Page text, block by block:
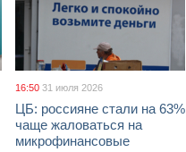
16:50 31 июля 2026
ЦБ: россияне стали на 63%
чаще жаловаться на
микрофинансовые